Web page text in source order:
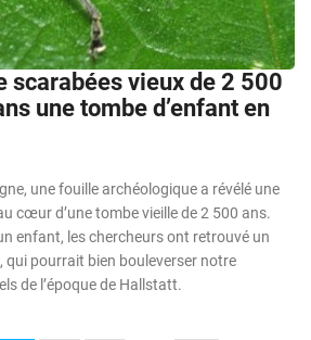
scarabées vieux de 2 500
une tombe d’enfant en
une fouille archéologique a révélé une
cœur d’une tombe vieille de 2 500 ans.
enfant, les chercheurs ont retrouvé un
qui pourrait bien bouleverser notre
de l’époque de Hallstatt.